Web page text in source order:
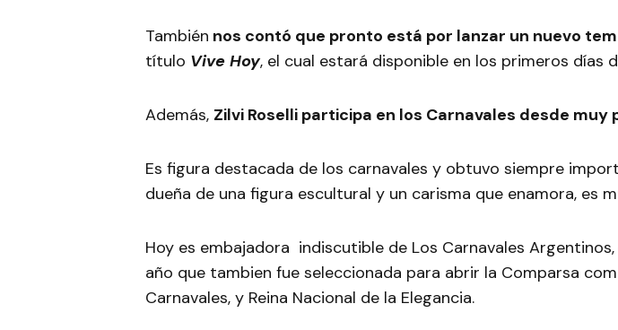
También nos contó que pronto está por lanzar un nuevo
título Vive Hoy, el cual estará disponible en los primeros días
Además, Zilvi Roselli participa en los Carnavales desde muy
Es figura destacada de los carnavales y obtuvo siempre
dueña de una figura escultural y un carisma que enamora, es
Hoy es embajadora indiscutible de Los Carnavales
año que tambien fue seleccionada para abrir la Comparsa
Carnavales, y Reina Nacional de la Elegancia.